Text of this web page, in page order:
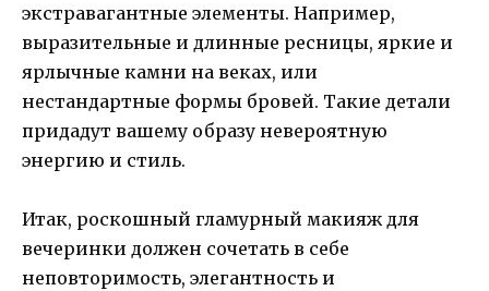
экстравагантные элементы. Например,
выразительные и длинные ресницы, яркие и
ярлычные камни на веках, или
нестандартные формы бровей. Такие детали
придадут вашему образу невероятную
энергию и стиль.
Итак, роскошный гламурный макияж для
вечеринки должен сочетать в себе
неповторимость, элегантность и